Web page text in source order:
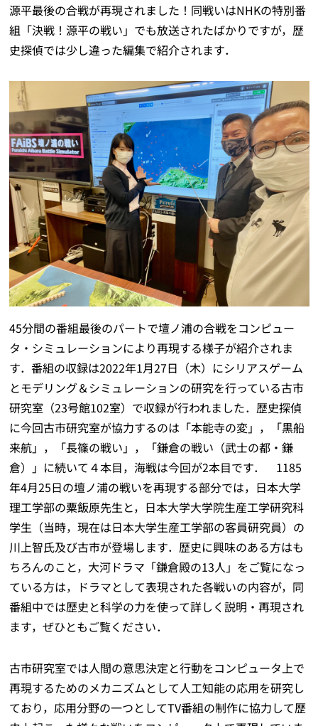
源平最後の合戦が再現されました！同戦いはNHKの特別番
組「決戦！源平の戦い」でも放送されたばかりですが，歴
史探偵では少し違った編集で紹介されます．
45分間の番組最後のパートで壇ノ浦の合戦をコンピュー
タ・シミュレーションにより再現する様子が紹介されま
す．番組の収録は2022年1月27日（木）にシリアスゲーム
とモデリング＆シミュレーションの研究を行っている古市
研究室（23号館102室）で収録が行われました．歴史探偵
に今回古市研究室が協力するのは「本能寺の変」，「黒船
来航」，「長篠の戦い」，「鎌倉の戦い（武士の都・鎌
倉）」に続いて４本目，海戦は今回が2本目です． 1185
年4月25日の壇ノ浦の戦いを再現する部分では，日本大学
理工学部の粟飯原先生と，日本大学大学院生産工学研究科
学生（当時，現在は日本大学生産工学部の客員研究員）の
川上智氏及び古市が登場します．歴史に興味のある方はも
ちろんのこと，大河ドラマ「鎌倉殿の13人」をご覧になっ
ている方は，ドラマとして表現された各戦いの内容が，同
番組中では歴史と科学の力を使って詳しく説明・再現され
ます，ぜひともご覧ください．
古市研究室では人間の意思決定と行動をコンピュータ上で
再現するためのメカニズムとして人工知能の応用を研究し
ており，応用分野の一つとしてTV番組の制作に協力して歴